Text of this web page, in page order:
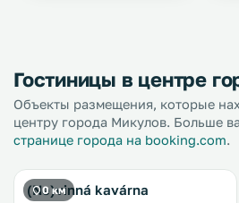
Гостиницы в центре
Объекты размещения, которые
центру города Микулов. Больше
странице города на booking.com.
0 км
(Ne)vinná kavárna